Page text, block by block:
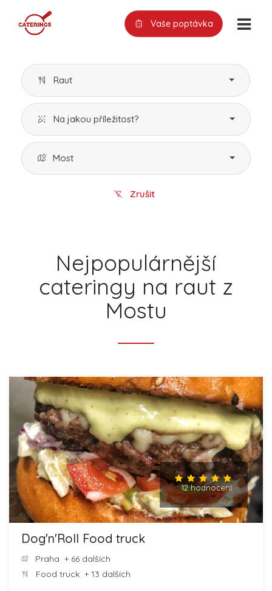
Vaše poptávka
Raut
Na jakou příležitost?
Most
Zrušit
Nejpopulárnější
cateringy na raut z
Mostu
12 hodnocení
Dog'n'Roll Food truck
Praha + 66 dalších
Food truck + 13 dalších